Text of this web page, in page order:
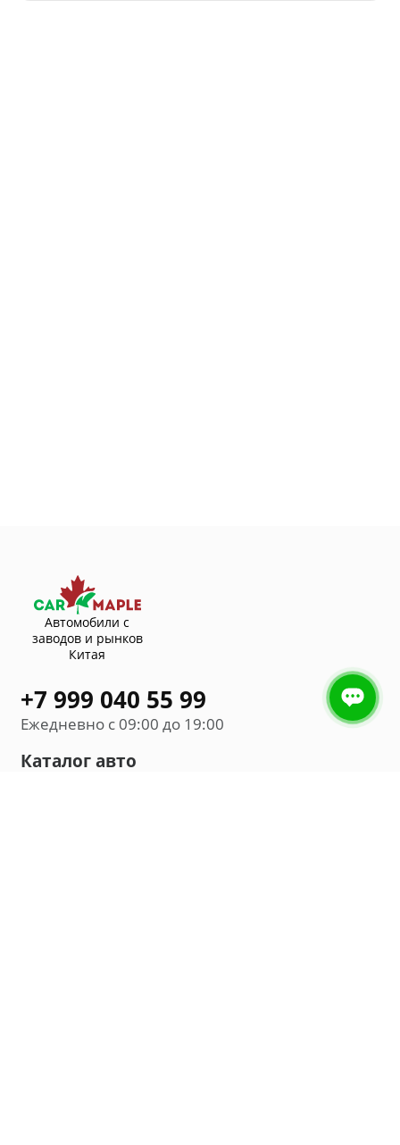
Автомобили с
заводов и рынков
Китая
+7 999 040 55 99
Ежедневно с 09:00 до 19:00
Каталог авто